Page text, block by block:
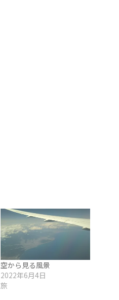
空から見る風景
2022年6月4日
旅